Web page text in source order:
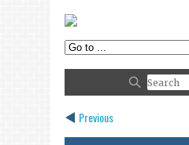
Previous